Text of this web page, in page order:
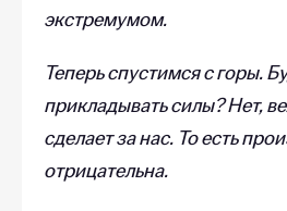
экстремумом.
Теперь спустимся с горы.
прикладывать силы? Нет,
сделает за нас. То есть
отрицательна.